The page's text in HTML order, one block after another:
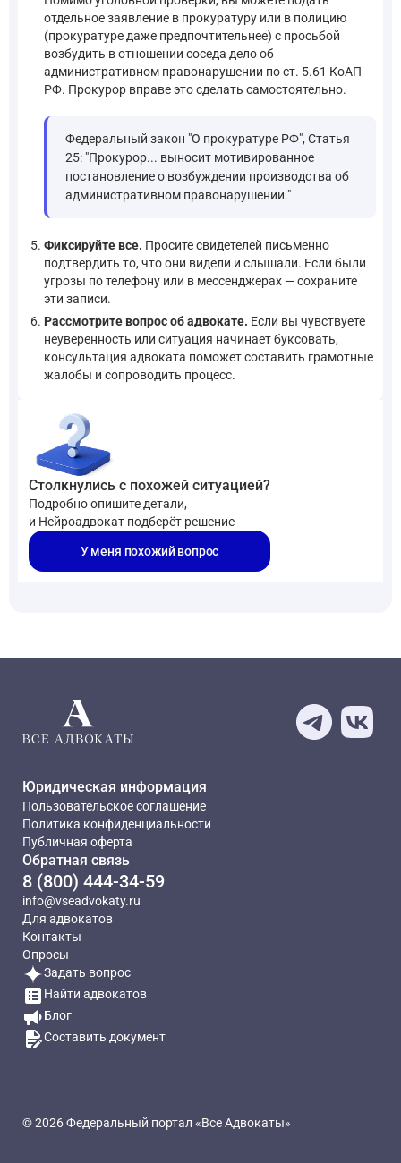
отдельное заявление в прокуратуру или в полицию
(прокуратуре даже предпочтительнее) с просьбой
возбудить в отношении соседа дело об
административном правонарушении по ст. 5.61 КоАП
РФ. Прокурор вправе это сделать самостоятельно.
Федеральный закон "О прокуратуре РФ", Статья
25: "Прокурор... выносит мотивированное
постановление о возбуждении производства об
административном правонарушении."
Фиксируйте все. Просите свидетелей письменно
подтвердить то, что они видели и слышали. Если были
угрозы по телефону или в мессенджерах — сохраните
эти записи.
Рассмотрите вопрос об адвокате. Если вы чувствуете
неуверенность или ситуация начинает буксовать,
консультация адвоката поможет составить грамотные
жалобы и сопроводить процесс.
Столкнулись с похожей ситуацией?
Подробно опишите детали,
и Нейроадвокат подберёт решение
У меня похожий вопрос
Юридическая информация
Пользовательское соглашение
Политика конфиденциальности
Публичная оферта
Обратная связь
8 (800) 444-34-59
info@vseadvokaty.ru
Для адвокатов
Контакты
Опросы
Задать вопрос
Найти адвокатов
Блог
Составить документ
© 2026 Федеральный портал «Все Адвокаты»